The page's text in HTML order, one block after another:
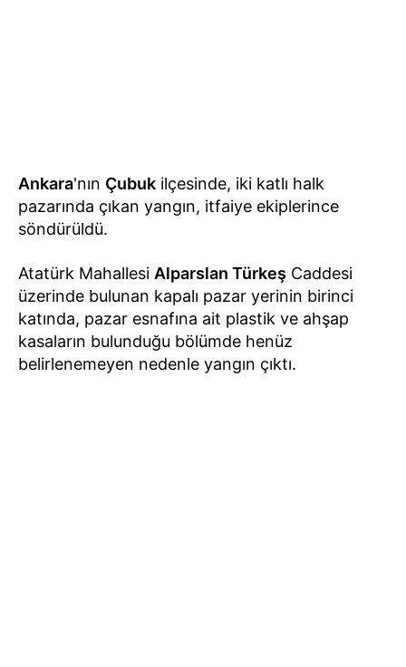
Ankara'nın Çubuk ilçesinde, iki katlı halk
pazarında çıkan yangın, itfaiye ekiplerince
söndürüldü.
Atatürk Mahallesi Alparslan Türkeş Caddesi
üzerinde bulunan kapalı pazar yerinin birinci
katında, pazar esnafına ait plastik ve ahşap
kasaların bulunduğu bölümde henüz
belirlenemeyen nedenle yangın çıktı.